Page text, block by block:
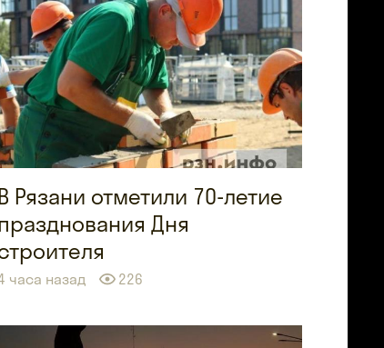
Рязани отметили 70-летие
Дня
часа назад 226